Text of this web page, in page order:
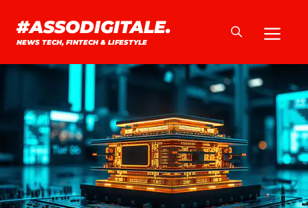
contenuto
#ASSODIGITALE.
NEWS TECH, FINTECH & LIFESTYLE